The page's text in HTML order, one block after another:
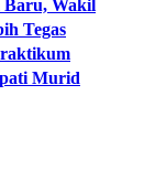
Baru, Wakil
Tegas
Murid